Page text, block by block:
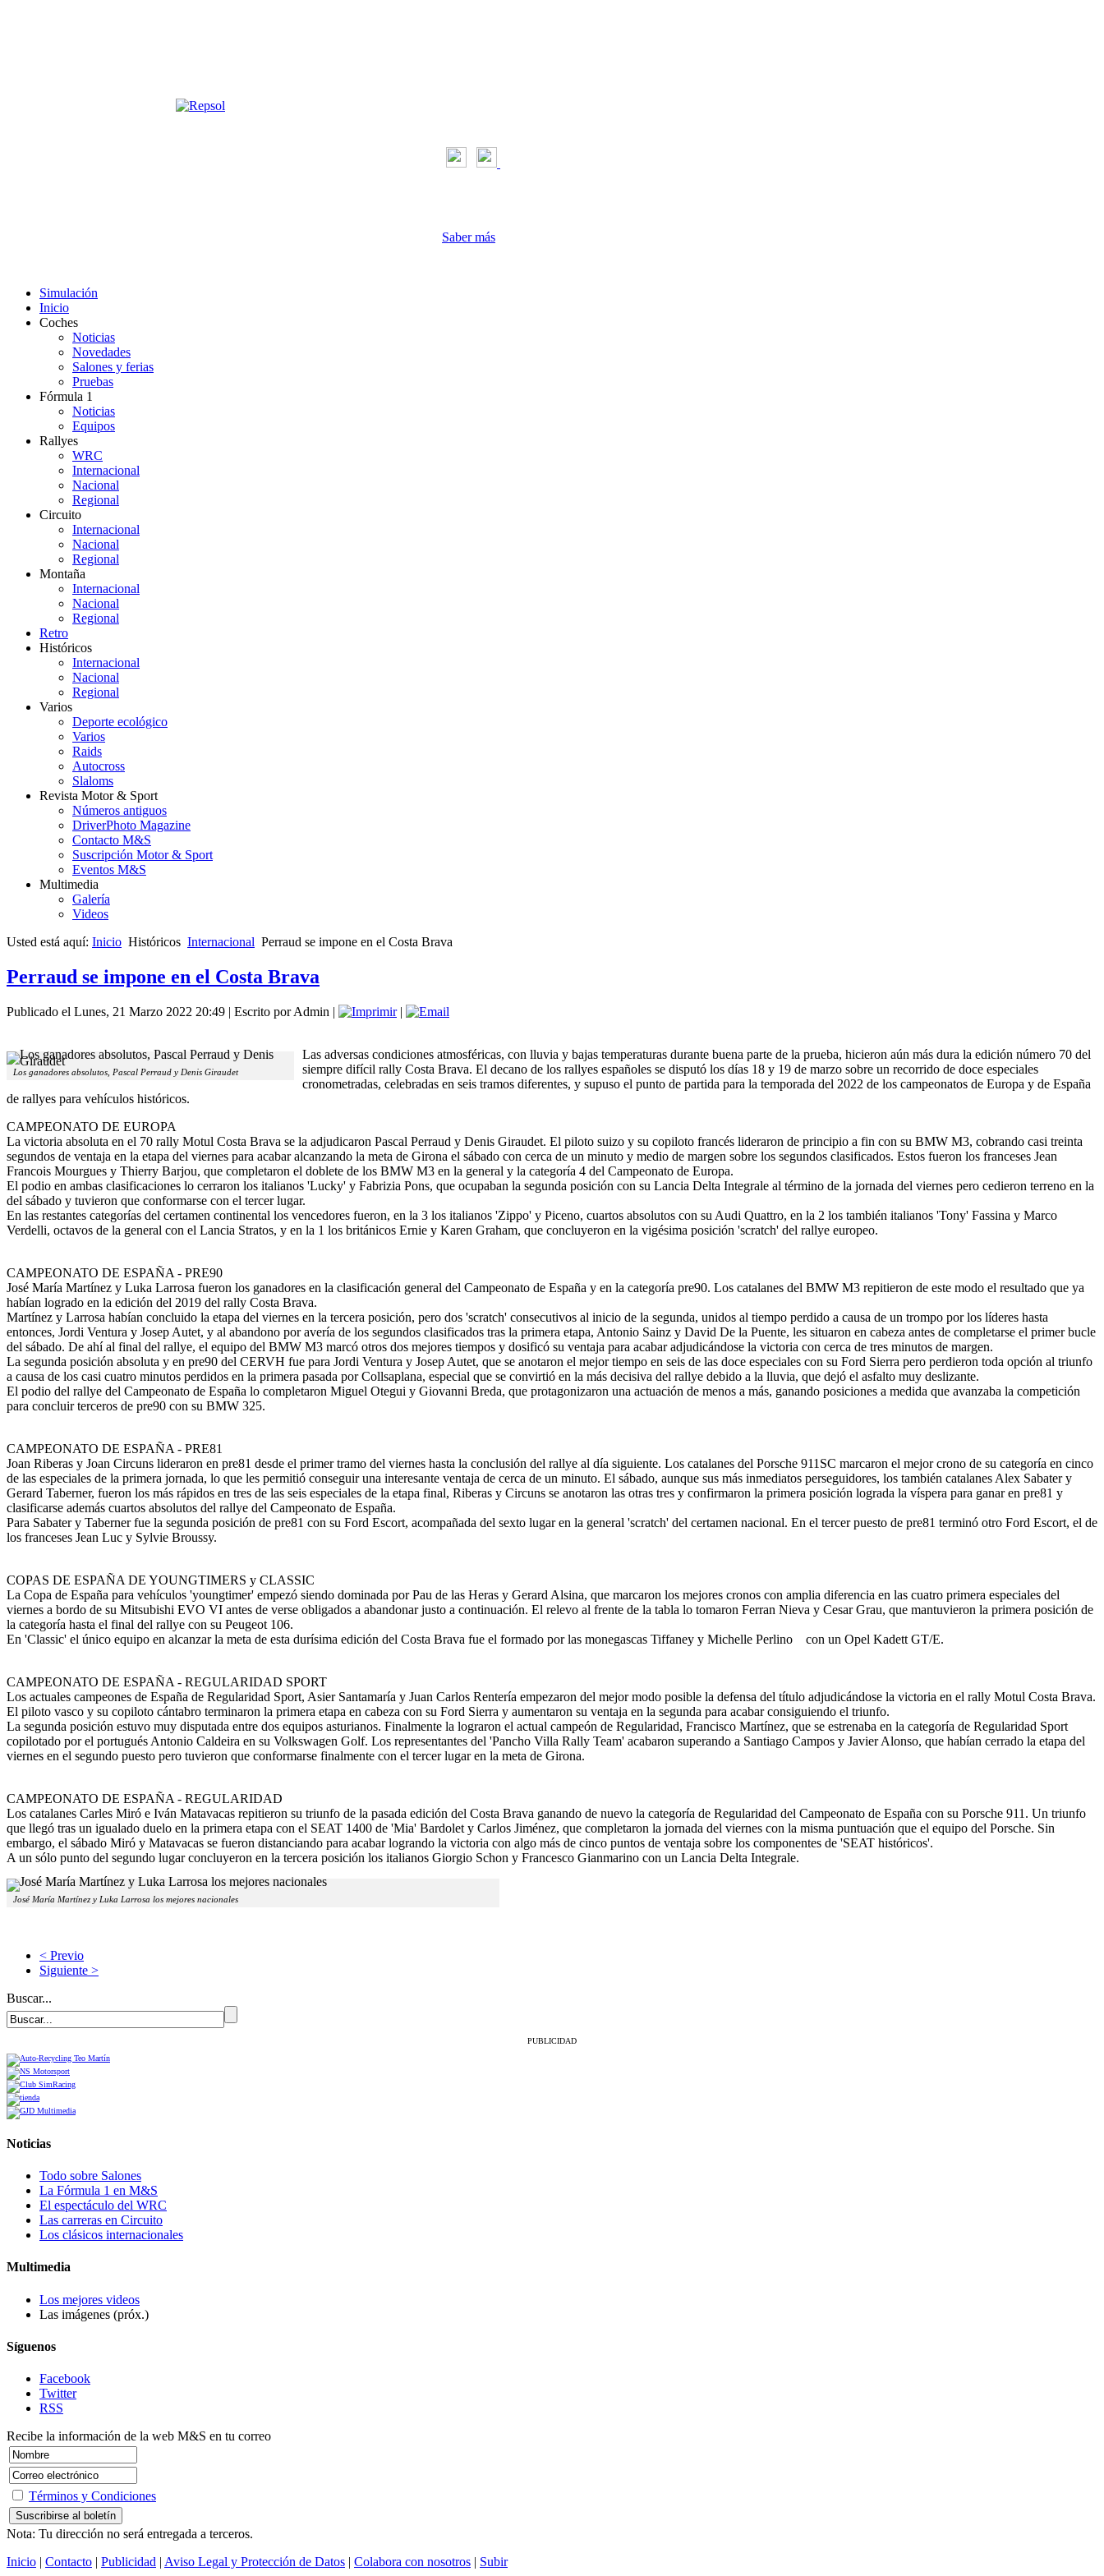
Saber más
Simulación
Inicio
Coches
Noticias
Novedades
Salones y ferias
Pruebas
Fórmula 1
Noticias
Equipos
Rallyes
WRC
Internacional
Nacional
Regional
Circuito
Internacional
Nacional
Regional
Montaña
Internacional
Nacional
Regional
Retro
Históricos
Internacional
Nacional
Regional
Varios
Deporte ecológico
Varios
Raids
Autocross
Slaloms
Revista Motor & Sport
Números antiguos
DriverPhoto Magazine
Contacto M&S
Suscripción Motor & Sport
Eventos M&S
Multimedia
Galería
Videos
Usted está aquí: Inicio Históricos Internacional Perraud se impone en el Costa Brava
Perraud se impone en el Costa Brava
Publicado el Lunes, 21 Marzo 2022 20:49 | Escrito por Admin | |
Los ganadores absolutos, Pascal Perraud y Denis Giraudet
Las adversas condiciones atmosféricas, con lluvia y bajas temperaturas durante buena parte de la prueba, hicieron aún más dura la edición número 70 del
siempre difícil rally Costa Brava. El decano de los rallyes españoles se disputó los días 18 y 19 de marzo sobre un recorrido de doce especiales
cronometradas, celebradas en seis tramos diferentes, y supuso el punto de partida para la temporada del 2022 de los campeonatos de Europa y de España
de rallyes para vehículos históricos.
CAMPEONATO DE EUROPA
La victoria absoluta en el 70 rally Motul Costa Brava se la adjudicaron Pascal Perraud y Denis Giraudet. El piloto suizo y su copiloto francés lideraron de principio a fin con su BMW M3, cobrando casi treinta
segundos de ventaja en la etapa del viernes para acabar alcanzando la meta de Girona el sábado con cerca de un minuto y medio de margen sobre los segundos clasificados. Estos fueron los franceses Jean
Francois Mourgues y Thierry Barjou, que completaron el doblete de los BMW M3 en la general y la categoría 4 del Campeonato de Europa.
El podio en ambas clasificaciones lo cerraron los italianos 'Lucky' y Fabrizia Pons, que ocupaban la segunda posición con su Lancia Delta Integrale al término de la jornada del viernes pero cedieron terreno en la
del sábado y tuvieron que conformarse con el tercer lugar.
En las restantes categorías del certamen continental los vencedores fueron, en la 3 los italianos 'Zippo' y Piceno, cuartos absolutos con su Audi Quattro, en la 2 los también italianos 'Tony' Fassina y Marco
Verdelli, octavos de la general con el Lancia Stratos, y en la 1 los británicos Ernie y Karen Graham, que concluyeron en la vigésima posición 'scratch' del rallye europeo.
CAMPEONATO DE ESPAÑA - PRE90
José María Martínez y Luka Larrosa fueron los ganadores en la clasificación general del Campeonato de España y en la categoría pre90. Los catalanes del BMW M3 repitieron de este modo el resultado que ya
habían logrado en la edición del 2019 del rally Costa Brava.
Martínez y Larrosa habían concluido la etapa del viernes en la tercera posición, pero dos 'scratch' consecutivos al inicio de la segunda, unidos al tiempo perdido a causa de un trompo por los líderes hasta
entonces, Jordi Ventura y Josep Autet, y al abandono por avería de los segundos clasificados tras la primera etapa, Antonio Sainz y David De la Puente, les situaron en cabeza antes de completarse el primer bucle
del sábado. De ahí al final del rallye, el equipo del BMW M3 marcó otros dos mejores tiempos y dosificó su ventaja para acabar adjudicándose la victoria con cerca de tres minutos de margen.
La segunda posición absoluta y en pre90 del CERVH fue para Jordi Ventura y Josep Autet, que se anotaron el mejor tiempo en seis de las doce especiales con su Ford Sierra pero perdieron toda opción al triunfo
a causa de los casi cuatro minutos perdidos en la primera pasada por Collsaplana, especial que se convirtió en la más decisiva del rallye debido a la lluvia, que dejó el asfalto muy deslizante.
El podio del rallye del Campeonato de España lo completaron Miguel Otegui y Giovanni Breda, que protagonizaron una actuación de menos a más, ganando posiciones a medida que avanzaba la competición
para concluir terceros de pre90 con su BMW 325.
CAMPEONATO DE ESPAÑA - PRE81
Joan Riberas y Joan Circuns lideraron en pre81 desde el primer tramo del viernes hasta la conclusión del rallye al día siguiente. Los catalanes del Porsche 911SC marcaron el mejor crono de su categoría en cinco
de las especiales de la primera jornada, lo que les permitió conseguir una interesante ventaja de cerca de un minuto. El sábado, aunque sus más inmediatos perseguidores, los también catalanes Alex Sabater y
Gerard Taberner, fueron los más rápidos en tres de las seis especiales de la etapa final, Riberas y Circuns se anotaron las otras tres y confirmaron la primera posición lograda la víspera para ganar en pre81 y
clasificarse además cuartos absolutos del rallye del Campeonato de España.
Para Sabater y Taberner fue la segunda posición de pre81 con su Ford Escort, acompañada del sexto lugar en la general 'scratch' del certamen nacional. En el tercer puesto de pre81 terminó otro Ford Escort, el de
los franceses Jean Luc y Sylvie Broussy.
COPAS DE ESPAÑA DE YOUNGTIMERS y CLASSIC
La Copa de España para vehículos 'youngtimer' empezó siendo dominada por Pau de las Heras y Gerard Alsina, que marcaron los mejores cronos con amplia diferencia en las cuatro primera especiales del
viernes a bordo de su Mitsubishi EVO VI antes de verse obligados a abandonar justo a continuación. El relevo al frente de la tabla lo tomaron Ferran Nieva y Cesar Grau, que mantuvieron la primera posición de
la categoría hasta el final del rallye con su Peugeot 106.
En 'Classic' el único equipo en alcanzar la meta de esta durísima edición del Costa Brava fue el formado por las monegascas Tiffaney y Michelle Perlino con un Opel Kadett GT/E.
CAMPEONATO DE ESPAÑA - REGULARIDAD SPORT
Los actuales campeones de España de Regularidad Sport, Asier Santamaría y Juan Carlos Rentería empezaron del mejor modo posible la defensa del título adjudicándose la victoria en el rally Motul Costa Brava.
El piloto vasco y su copiloto cántabro terminaron la primera etapa en cabeza con su Ford Sierra y aumentaron su ventaja en la segunda para acabar consiguiendo el triunfo.
La segunda posición estuvo muy disputada entre dos equipos asturianos. Finalmente la lograron el actual campeón de Regularidad, Francisco Martínez, que se estrenaba en la categoría de Regularidad Sport
copilotado por el portugués Antonio Caldeira en su Volkswagen Golf. Los representantes del 'Pancho Villa Rally Team' acabaron superando a Santiago Campos y Javier Alonso, que habían cerrado la etapa del
viernes en el segundo puesto pero tuvieron que conformarse finalmente con el tercer lugar en la meta de Girona.
CAMPEONATO DE ESPAÑA - REGULARIDAD
Los catalanes Carles Miró e Iván Matavacas repitieron su triunfo de la pasada edición del Costa Brava ganando de nuevo la categoría de Regularidad del Campeonato de España con su Porsche 911. Un triunfo
que llegó tras un igualado duelo en la primera etapa con el SEAT 1400 de 'Mia' Bardolet y Carlos Jiménez, que completaron la jornada del viernes con la misma puntuación que el equipo del Porsche. Sin
embargo, el sábado Miró y Matavacas se fueron distanciando para acabar logrando la victoria con algo más de cinco puntos de ventaja sobre los componentes de 'SEAT históricos'.
A un sólo punto del segundo lugar concluyeron en la tercera posición los italianos Giorgio Schon y Francesco Gianmarino con un Lancia Delta Integrale.
José María Martínez y Luka Larrosa los mejores nacionales
< Previo
Siguiente >
Buscar...
PUBLICIDAD
Noticias
Todo sobre Salones
La Fórmula 1 en M&S
El espectáculo del WRC
Las carreras en Circuito
Los clásicos internacionales
Multimedia
Los mejores videos
Las imágenes (próx.)
Síguenos
Facebook
Twitter
RSS
Recibe la información de la web M&S en tu correo
Términos y Condiciones
Nota: Tu dirección no será entregada a terceros.
Inicio | Contacto | Publicidad | Aviso Legal y Protección de Datos | Colabora con nosotros | Subir